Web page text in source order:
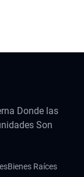
Donde las
Son
Bienes Raíces